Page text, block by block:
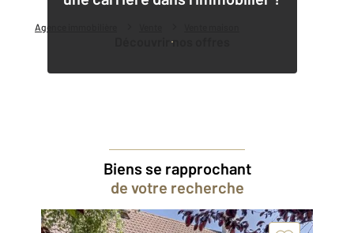
Agence immobilière
Découvrir nos offres
Biens se rapprochant
de votre recherche